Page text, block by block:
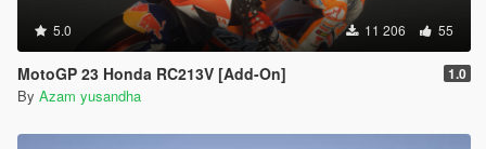
5.0 11 206 55
MotoGP 23 Honda RC213V [Add-On] 1.0
By Azam yusandha